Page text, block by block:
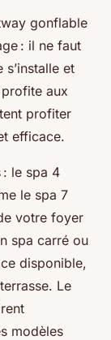
gonflable
: il ne faut
et
aux
profiter
efficace.
: le spa 4
le spa 7
votre foyer
spa carré ou
disponible,
Le
modèles